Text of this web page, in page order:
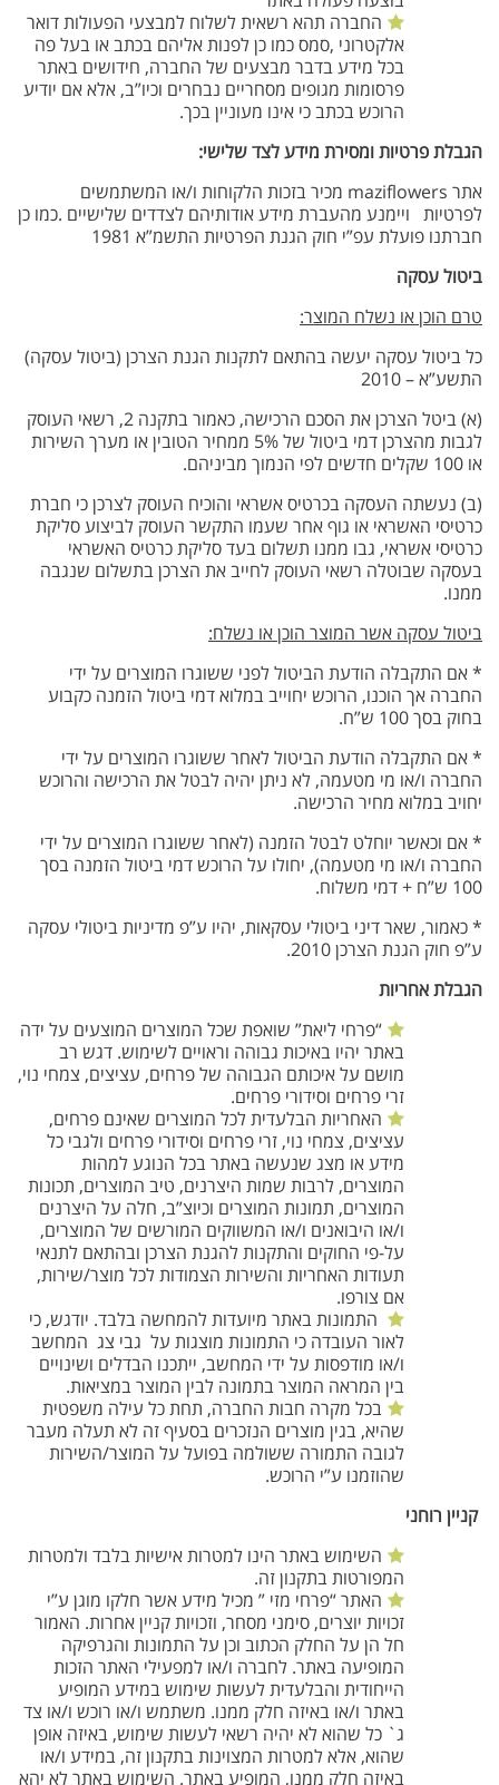
החברה תהא רשאית לשלוח למבצעי הפעולות דואר
אלקטרוני ,סמס כמו כן לפנות אליהם בכתב או בעל פה
בכל מידע בדבר מבצעים של החברה, חידושים באתר
פרסומות מגופים מסחריים נבחרים וכיו”ב, אלא אם יודיע
הרוכש בכתב כי אינו מעוניין בכך.
הגבלת פרטיות ומסירת מידע לצד שלישי:
אתר maziflowers מכיר בזכות הלקוחות ו/או המשתמשים
לפרטיות ויימנע מהעברת מידע אודותיהם לצדדים שלישיים .כמו כן
חברתנו פועלת עפ”י חוק הגנת הפרטיות התשמ”א 1981
ביטול עסקה
טרם הוכן או נשלח המוצר:
כל ביטול עסקה יעשה בהתאם לתקנות הגנת הצרכן (ביטול עסקה)
התשע”א – 2010
(א) ביטל הצרכן את הסכם הרכישה, כאמור בתקנה 2, רשאי העוסק
לגבות מהצרכן דמי ביטול של 5% ממחיר הטובין או מערך השירות
או 100 שקלים חדשים לפי הנמוך מביניהם.
(ב) נעשתה העסקה בכרטיס אשראי והוכיח העוסק לצרכן כי חברת
כרטיסי האשראי או גוף אחר שעמו התקשר העוסק לביצוע סליקת
כרטיסי אשראי, גבו ממנו תשלום בעד סליקת כרטיס האשראי
בעסקה שבוטלה רשאי העוסק לחייב את הצרכן בתשלום שנגבה
ממנו.
ביטול עסקה אשר המוצר הוכן או נשלח:
* אם התקבלה הודעת הביטול לפני ששוגרו המוצרים על ידי
החברה אך הוכנו, הרוכש יחוייב במלוא דמי ביטול הזמנה כקבוע
בחוק בסך 100 ש”ח.
* אם התקבלה הודעת הביטול לאחר ששוגרו המוצרים על ידי
החברה ו/או מי מטעמה, לא ניתן יהיה לבטל את הרכישה והרוכש
יחויב במלוא מחיר הרכישה.
* אם וכאשר יוחלט לבטל הזמנה (לאחר ששוגרו המוצרים על ידי
החברה ו/או מי מטעמה), יחולו על הרוכש דמי ביטול הזמנה בסך
100 ש”ח + דמי משלוח.
* כאמור, שאר דיני ביטולי עסקאות, יהיו ע”פ מדיניות ביטולי עסקה
ע”פ חוק הגנת הצרכן 2010.
הגבלת אחריות
“פרחי ליאת” שואפת שכל המוצרים המוצעים על ידה
באתר יהיו באיכות גבוהה וראויים לשימוש. דגש רב
מושם על איכותם הגבוהה של פרחים, עציצים, צמחי נוי,
זרי פרחים וסידורי פרחים.
האחריות הבלעדית לכל המוצרים שאינם פרחים,
עציצים, צמחי נוי, זרי פרחים וסידורי פרחים ולגבי כל
מידע או מצג שנעשה באתר בכל הנוגע למהות
המוצרים, לרבות שמות היצרנים, טיב המוצרים, תכונות
המוצרים, תמונות המוצרים וכיוצ”ב, חלה על היצרנים
ו/או היבואנים ו/או המשווקים המורשים של המוצרים,
על-פי החוקים והתקנות להגנת הצרכן ובהתאם לתנאי
תעודות האחריות והשירות הצמודות לכל מוצר/שירות,
אם צורפו.
התמונות באתר מיועדות להמחשה בלבד. יודגש, כי
לאור העובדה כי התמונות מוצגות על גבי צג המחשב
ו/או מודפסות על ידי המחשב, ייתכנו הבדלים ושינויים
בין המראה המוצר בתמונה לבין המוצר במציאות.
בכל מקרה חבות החברה, תחת כל עילה משפטית
שהיא, בגין מוצרים הנזכרים בסעיף זה לא תעלה מעבר
לגובה התמורה ששולמה בפועל על המוצר/השירות
שהוזמנו ע”י הרוכש.
קניין רוחני
השימוש באתר הינו למטרות אישיות בלבד ולמטרות
המפורטות בתקנון זה.
האתר “פרחי מזי ” מכיל מידע אשר חלקו מוגן ע”י
זכויות יוצרים, סימני מסחר, וזכויות קניין אחרות. האמור
חל הן על החלק הכתוב וכן על התמונות והגרפיקה
המופיעה באתר. לחברה ו/או למפעילי האתר הזכות
הייחודית והבלעדית לעשות שימוש במידע המופיע
באתר ו/או באיזה חלק ממנו. משתמש ו/או רוכש ו/או צד
ג` כל שהוא לא יהיה רשאי לעשות שימוש, באיזה אופן
שהוא, אלא למטרות המצוינות בתקנון זה, במידע ו/או
באיזה חלק ממנו, המופיע באתר. השימוש באתר לא יהא